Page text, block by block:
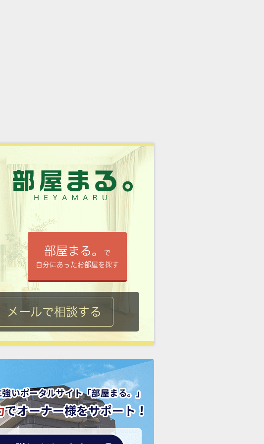
部屋まる。
で
自分にあったお部屋を探す
メールで相談する